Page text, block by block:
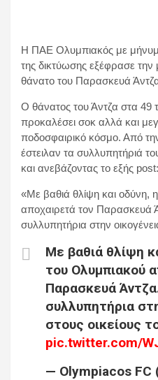
Η ΠΑΕ Ολυμπιακός με
της δικτύωσης εξέφρασε την
θάνατο του Παρασκευά
Ο θάνατος του Άντζα στα 49
προκαλέσει σοκ αλλά και
ποδοσφαιρικό κόσμο. Από
έστειλαν τα συλλυπητήριά
και ανεβάζοντας το εξής post:
«Με βαθιά θλίψη και οδύνη,
αποχαιρετά τον Παρασκευά
συλλυπητήρια στην
Με βαθιά θλίψη
του Ολυμπιακού
Παρασκευά
συλλυπητήρια
στους οικείους
pic.twitter.com/
— Olympiacos FC